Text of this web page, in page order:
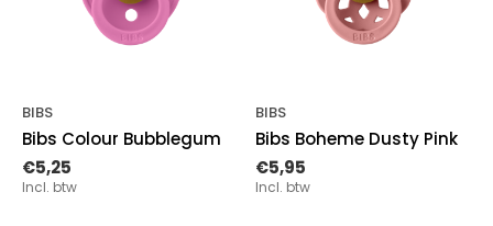
BIBS
Bibs Colour Bubblegum
€5,25
Incl. btw
BIBS
Bibs Boheme Dusty Pink
€5,95
Incl. btw